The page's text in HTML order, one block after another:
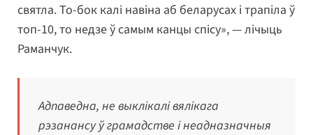
святла. То-бок калі навіна аб беларусах і трапіла ў
топ-10, то недзе ў самым канцы спісу», — лічыць
Раманчук.
Адпаведна, не выклікалі вялікага
рэзанансу ў грамадстве і неадназначныя